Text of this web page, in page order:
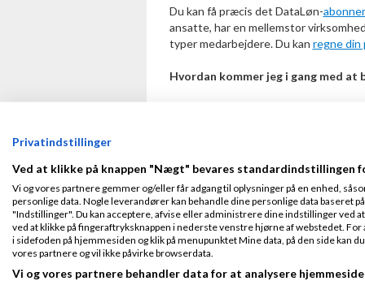
Du kan få præcis det DataLøn-
ansatte, har en mellemstor
typer medarbejdere. Du kan regne din
Hvordan kommer jeg i gang med at
Flytningen foregår typisk sådan her:
Du fortæller os, hvornår du gerne
implementering.
Sammen med dig går vi i gang
op til dine behov.
Når dine data er implementeret,
Privatindstillinger
Ved at klikke på knappen "Nægt" bevares standardindstillingen
Vi og vores partnere gemmer og/eller får adgang til oplysninger på en enhed,
personlige data. Nogle leverandører kan behandle dine personlige data baseret
"Indstillinger". Du kan acceptere, afvise eller administrere dine indstillinger ved
ved at klikke på fingeraftryksknappen i nederste venstre hjørne af webstedet.
i sidefoden på hjemmesiden og klik på menupunktet Mine data, på den side kan
vores partnere og vil ikke påvirke browserdata.
Vi og vores partnere behandler data for at analysere